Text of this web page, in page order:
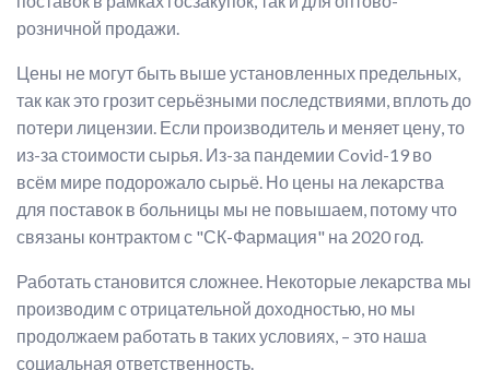
розничной продажи.
Цены не могут быть выше установленных предельных,
так как это грозит серьёзными последствиями, вплоть до
потери лицензии. Если производитель и меняет цену, то
из-за стоимости сырья. Из-за пандемии Covid-19 во
всём мире подорожало сырьё. Но цены на лекарства
для поставок в больницы мы не повышаем, потому что
связаны контрактом с "СК-Фармация" на 2020 год.
Работать становится сложнее. Некоторые лекарства мы
производим с отрицательной доходностью, но мы
продолжаем работать в таких условиях, – это наша
социальная ответственность.